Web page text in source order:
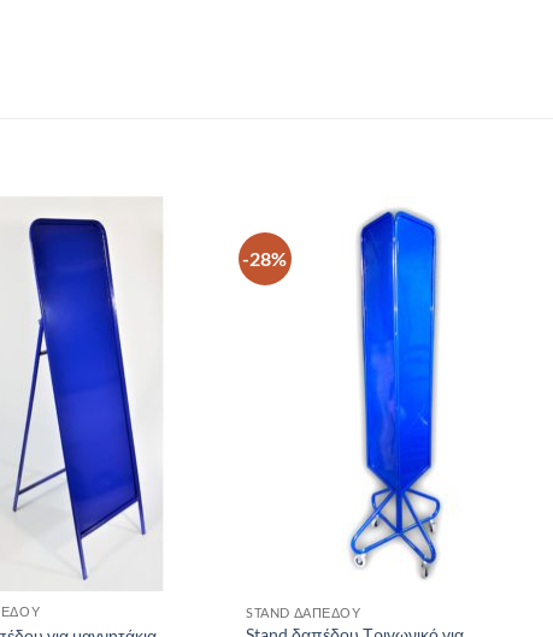
ΠΡΟΣΘΉΚΗ
ΣΤΗ ΛΊΣΤΑ
ΕΠΙΘΥΜΙΏΝ
-28%
ΕΠΙΘΥΜΙΏΝ
STAND ΔΑΠΈΔΟΥ